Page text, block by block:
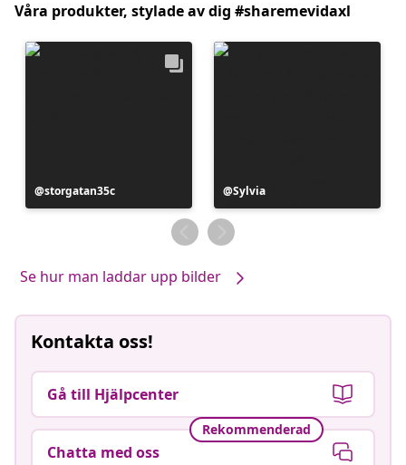
Våra produkter, stylade av dig #sharemevidaxl
Inlägg
publicerat
storgatan35c
Inlägg
publicerat
av
Sylvia
Se hur man laddar upp bilder
Kontakta oss!
Gå till Hjälpcenter
Rekommenderad
Chatta med oss